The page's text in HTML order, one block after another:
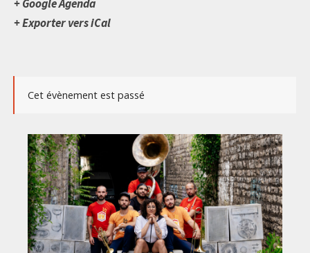
+ Google Agenda
+ Exporter vers iCal
Cet évènement est passé